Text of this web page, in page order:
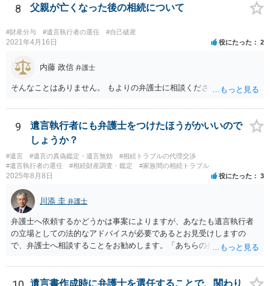
を依頼されるのも悪くはありませんが、感情的な理由が強いと思いま
8 父親が亡くなった後の相続について
#財産分与 #遺言執行者の選任 #自己破産
2021年4月16日 役にたった 2
内藤 政信 弁護士
そんなことはありません。 もよりの弁護士に相談ください。
9
遺言執行者にも弁護士をつけたほうがかいいので
しょうか？
#遺言 #遺言の真偽鑑定・遺言無効
#相続トラブルの代理交渉
#遺言執行者の選任
#相続財産調査・鑑定 #家族間の相続トラブル
2025年8月8日 役にたった 3
川添 圭 弁護士
弁護士へ依頼するかどうかは事案によりますが、あなたも遺言執行者
の立場としての法的なアドバイスが必要であるとお見受けしますの
で、弁護士へ相談することをお勧めします。「あちらの弁護士」（元
誘導しかしてこないと思います。
遺言書作成時に弁護士を選任することで、関わり